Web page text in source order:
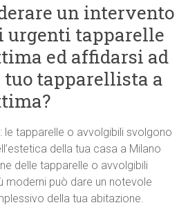
un intervento
urgenti tapparelle
ed affidarsi ad
tapparellista a
: le tapparelle o avvolgibili svolgono
della tua casa a Milano
delle tapparelle o avvolgibili
moderni può dare un notevole
della tua abitazione.